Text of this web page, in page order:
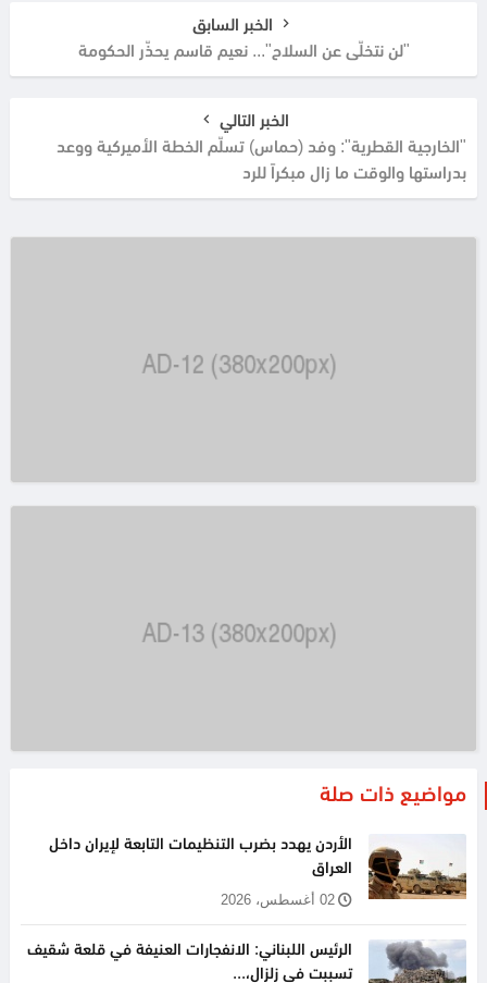
الخبر السابق
"لن نتخلّى عن السلاح"... نعيم قاسم يحذّر الحكومة
الخبر التالي
"الخارجية القطرية": وفد (حماس) تسلّم الخطة الأميركية ووعد
بدراستها والوقت ما زال مبكراً للرد
مواضيع ذات صلة
الأردن يهدد بضرب التنظيمات التابعة لإيران داخل
العراق
02 أغسطس، 2026
الرئيس اللبناني: الانفجارات العنيفة في قلعة شقيف
تسببت في زلزال،...